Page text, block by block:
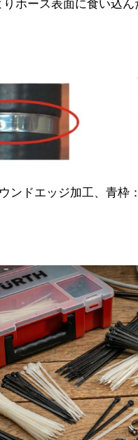
りホース表面に食い込
ンドエッジ加工、青枠